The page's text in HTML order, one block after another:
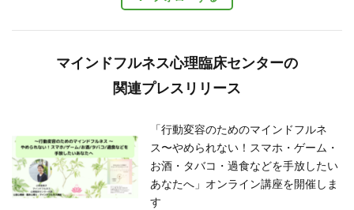
マインドフルネス心理臨床センターの
関連プレスリリース
「行動変容のためのマインドフルネ
ス〜やめられない！スマホ・ゲーム・
お酒・タバコ・過食などを手放したい
あなたへ」オンライン講座を開催しま
す